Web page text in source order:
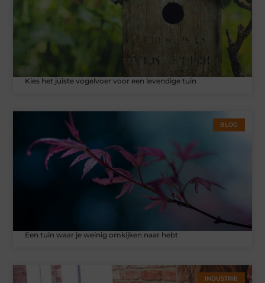
Kies het juiste vogelvoer voor een levendige tuin
BLOG
Een tuin waar je weinig omkijken naar hebt
INDUSTRIE